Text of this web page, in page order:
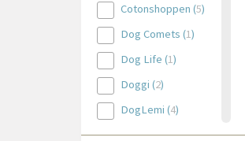
Cotonshoppen (5)
Dog Comets (1)
Dog Life (1)
Doggi (2)
DogLemi (4)
Dogman(20)